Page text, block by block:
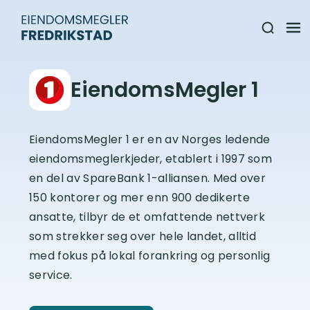
EiendomsMegler 1
EiendomsMegler 1 er en av Norges ledende
eiendomsmeglerkjeder, etablert i 1997 som
en del av SpareBank 1-alliansen. Med over
150 kontorer og mer enn 900 dedikerte
ansatte, tilbyr de et omfattende nettverk
som strekker seg over hele landet, alltid
med fokus på lokal forankring og personlig
service.